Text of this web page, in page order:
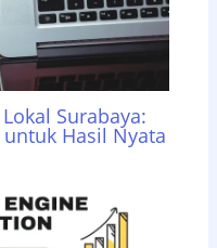
Surabaya:
Hasil Nyata